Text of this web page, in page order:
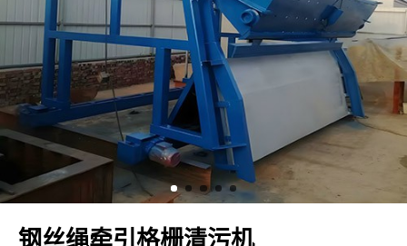
钢丝绳牵引格栅清污机